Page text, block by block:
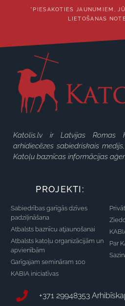
*PIESAKOTIES JAUNUMIEM,
LIETOŠANAS
Katolis.lv ir Latvijas Romas
arhidiecēzes sabiedriskais
Katoļu baznīcas informācijas
PROJEKTI:
Sabiedrības garīgās dzīves
padziļināšana
Atbalsts baznīcu atjaunošanai
Atbalsts katoļu organizācijām un
apvienībām
Garīgajam semināram 100
KABIA iniciatīvas
Par
+371 29948353